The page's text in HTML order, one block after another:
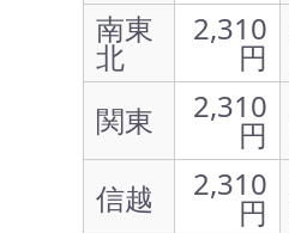
南東
北
2,310
円
関東
2,310
円
信越
2,310
円